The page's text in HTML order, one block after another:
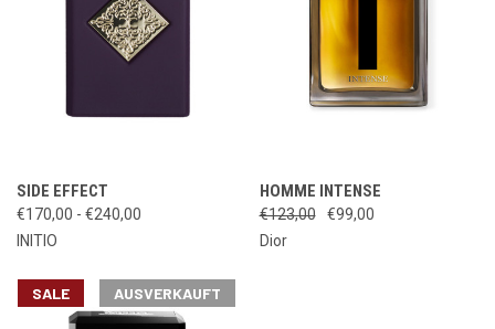
SIDE EFFECT
€170,00 - €240,00
INITIO
HOMME INTENSE
€123,00
€99,00
Dior
SALE AUSVERKAUFT